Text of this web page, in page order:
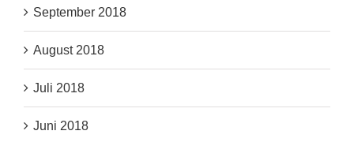
September 2018
August 2018
Juli 2018
Juni 2018